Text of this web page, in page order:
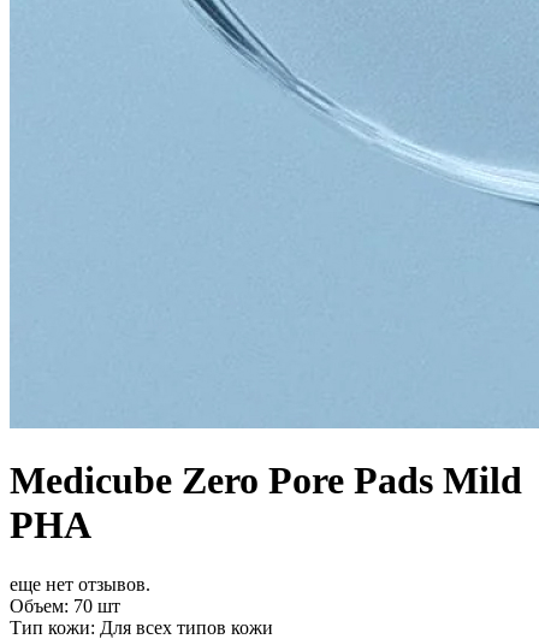
Medicube Zero Pore Pads Mild
PHA
еще нет отзывов.
Объем: 70 шт
Тип кожи: Для всех типов кожи